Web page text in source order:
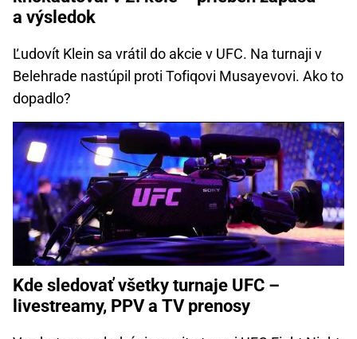
a výsledok
Ľudovít Klein sa vrátil do akcie v UFC. Na turnaji v
Belehrade nastúpil proti Tofiqovi Musayevovi. Ako to
dopadlo?
Kde sledovať všetky turnaje UFC –
livestreamy, PPV a TV prenosy